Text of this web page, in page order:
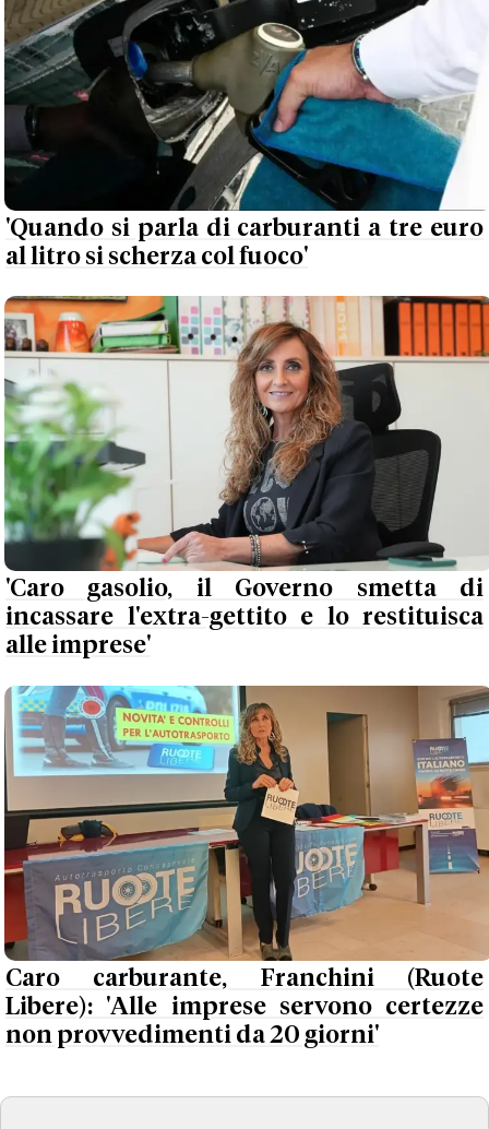
'Quando si parla di carburanti a tre euro
al litro si scherza col fuoco'
'Caro gasolio, il Governo smetta di
incassare l'extra-gettito e lo restituisca
alle imprese'
Caro carburante, Franchini (Ruote
Libere): 'Alle imprese servono certezze
non provvedimenti da 20 giorni'